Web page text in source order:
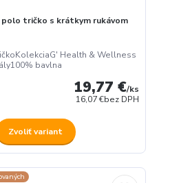
polo tričko s krátkym rukávom
Health & Wellness
bavlna
19,77 €/ks
16,07 €bez DPH
Zvoliť variant